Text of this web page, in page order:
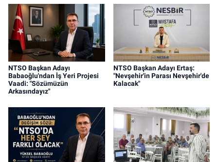
NTSO Başkan Adayı
Babaoğlu'ndan İş Yeri Projesi
Vaadi: "Sözümüzün
Arkasındayız"
NTSO Başkan Adayı Ertaş:
"Nevşehir'in Parası Nevşehir'de
Kalacak"